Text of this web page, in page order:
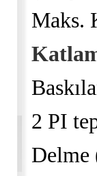
Maks.
2 PI
Delme